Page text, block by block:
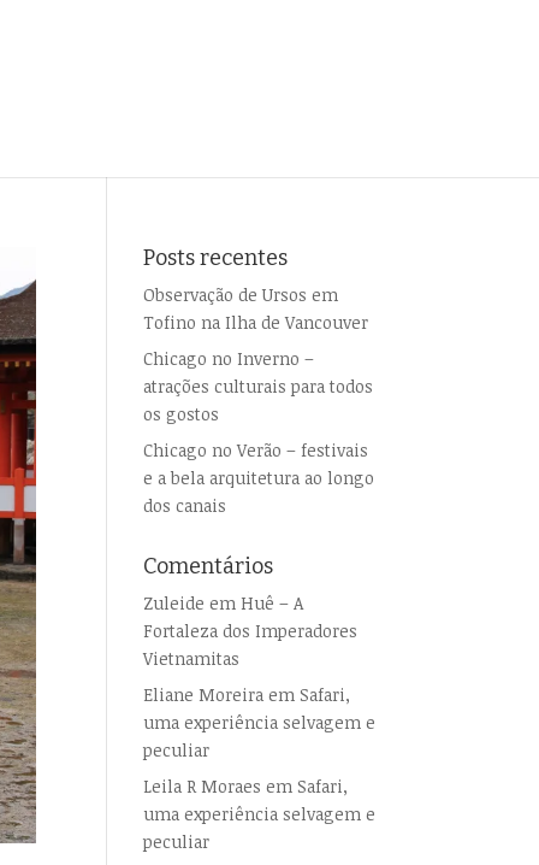
Posts recentes
Observação de Ursos em
Tofino na Ilha de Vancouver
Chicago no Inverno –
atrações culturais para todos
os gostos
Chicago no Verão – festivais
e a bela arquitetura ao longo
dos canais
Comentários
Zuleide em Huê – A
Fortaleza dos Imperadores
Vietnamitas
Eliane Moreira emSafari,
uma experiência selvagem e
peculiar
Leila R Moraes emSafari,
uma experiência selvagem e
peculiar